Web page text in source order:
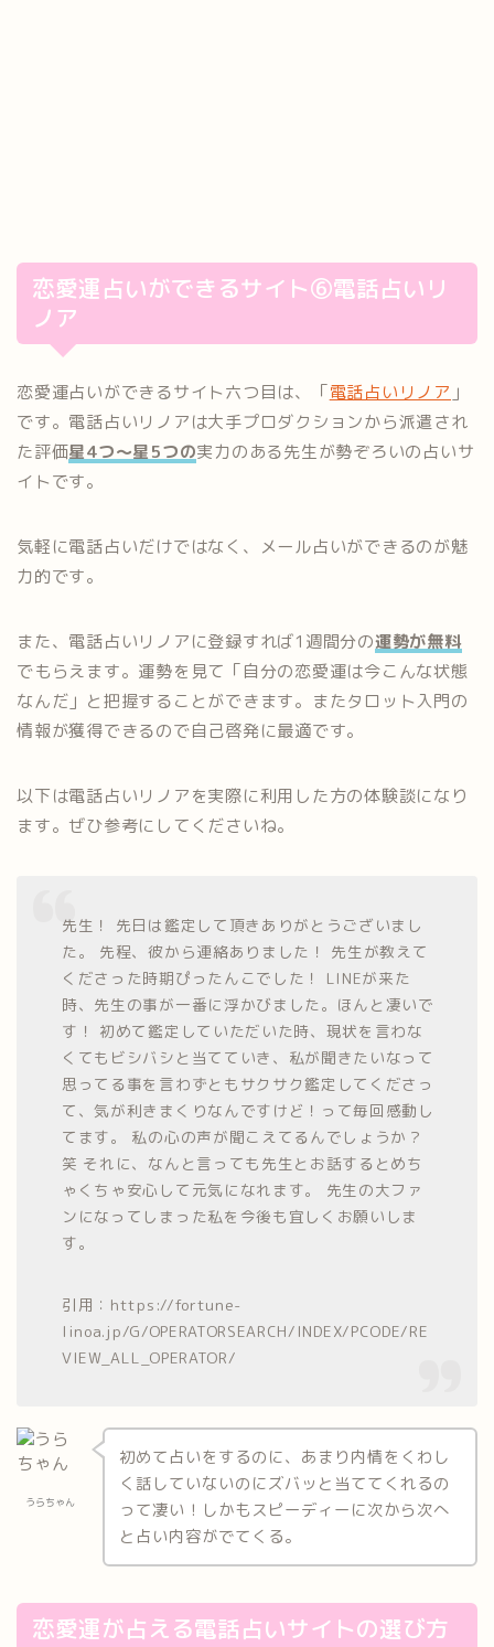
恋愛運占いができるサイト⑥電話占いリ
ノア
恋愛運占いができるサイト六つ目は、「電話占いリノア 」
です。電話占いリノアは大手プロダクションから派遣され
た評価星4つ～星5つの実力のある先生が勢ぞろいの占いサ
イトです。
気軽に電話占いだけではなく、メール占いができるのが魅
力的です。
また、電話占いリノアに登録すれば1週間分の運勢が無料
でもらえます。運勢を見て「自分の恋愛運は今こんな状態
なんだ」と把握することができます。またタロット入門の
情報が獲得できるので自己啓発に最適です。
以下は電話占いリノアを実際に利用した方の体験談になり
ます。ぜひ参考にしてくださいね。
先生！ 先日は鑑定して頂きありがとうございまし
た。 先程、彼から連絡ありました！ 先生が教えて
くださった時期ぴったんこでした！ LINEが来た
時、先生の事が一番に浮かびました。ほんと凄いで
す！ 初めて鑑定していただいた時、現状を言わな
くてもビシバシと当てていき、私が聞きたいなって
思ってる事を言わずともサクサク鑑定してくださっ
て、気が利きまくりなんですけど！って毎回感動し
てます。 私の心の声が聞こえてるんでしょうか？
笑 それに、なんと言っても先生とお話するとめち
ゃくちゃ安心して元気になれます。 先生の大ファ
ンになってしまった私を今後も宜しくお願いしま
す。
引用：https://fortune-
linoa.jp/G/OPERATORSEARCH/INDEX/PCODE/RE
VIEW_ALL_OPERATOR/
うらちゃん
初めて占いをするのに、あまり内情をくわし
く話していないのにズバッと当ててくれるの
って凄い！しかもスピーディーに次から次へ
と占い内容がでてくる。
恋愛運が占える電話占いサイトの選び方